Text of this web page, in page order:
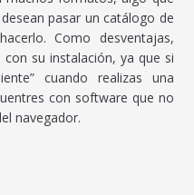
pasar un catálogo de
Como desventajas,
su instalación, ya que si
cuando realizas una
con software que no
navegador.